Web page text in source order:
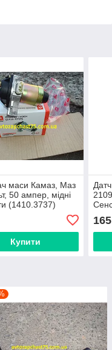
маси Камаз, Маз
50 ампер, мідні
(1410.3737)
Купити
165